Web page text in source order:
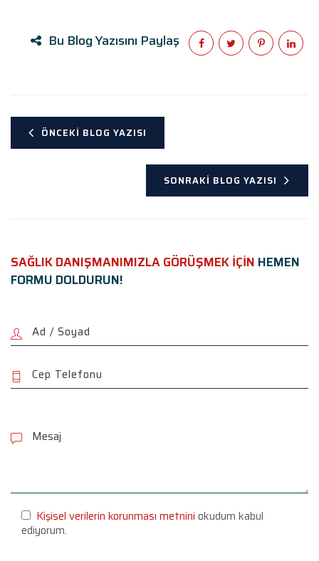
Bu Blog Yazısını Paylaş
ÖNCEKI BLOG YAZISI
SONRAKI BLOG YAZISI
SAĞLIK DANIŞMANIMIZLA GÖRÜŞMEK İÇİN HEMEN
FORMU DOLDURUN!
l
e
Kişisel verilerin korunması metnini okudum kabul
ediyorum.